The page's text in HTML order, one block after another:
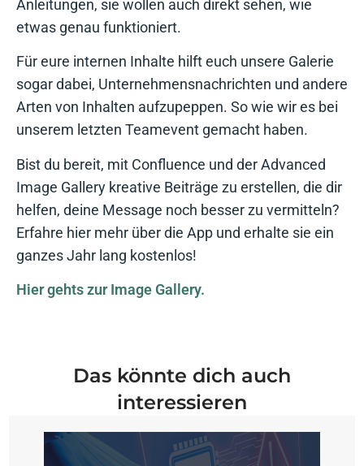
Anleitungen, sie wollen auch direkt sehen, wie
etwas genau funktioniert.
Für eure internen Inhalte hilft euch unsere Galerie
sogar dabei, Unternehmensnachrichten und andere
Arten von Inhalten aufzupeppen. So wie wir es bei
unserem letzten Teamevent gemacht haben.
Bist du bereit, mit Confluence und der Advanced
Image Gallery kreative Beiträge zu erstellen, die dir
helfen, deine Message noch besser zu vermitteln?
Erfahre hier mehr über die App und erhalte sie ein
ganzes Jahr lang kostenlos!
Hier gehts zur Image Gallery.
Das könnte dich auch
interessieren